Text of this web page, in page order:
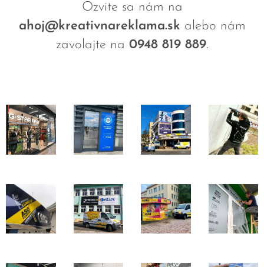
Ozvite sa nám na
ahoj@kreativnareklama.sk alebo nám
zavolajte na 0948 819 889.